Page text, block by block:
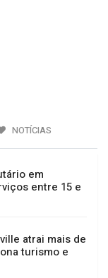
NOTÍCIAS
em
entre 15 e